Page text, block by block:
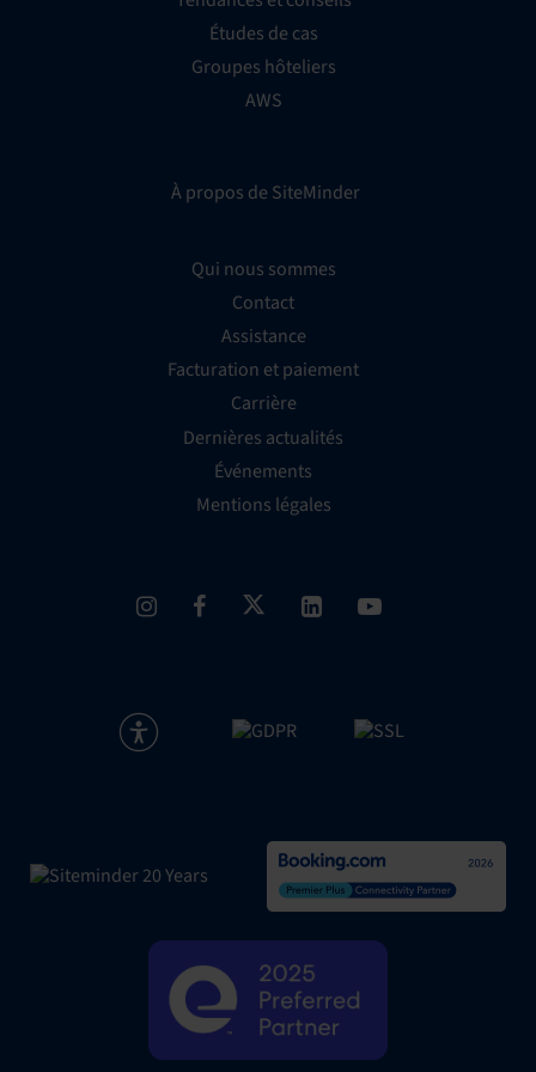
Études de cas
Groupes hôteliers
AWS
À propos de SiteMinder
Qui nous sommes
Contact
Assistance
Facturation et paiement
Carrière
Dernières actualités
Événements
Mentions légales